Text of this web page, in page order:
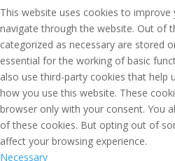
This website uses cookies to improve
navigate through the website. Out of
categorized as necessary are stored
essential for the working of basic
also use third-party cookies that help
how you use this website. These
browser only with your consent. You
of these cookies. But opting out of
affect your browsing experience.
Necessary